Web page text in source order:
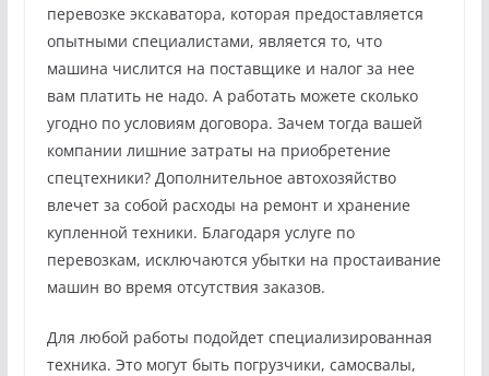
перевозке экскаватора, которая предоставляется
опытными специалистами, является то, что
машина числится на поставщике и налог за нее
вам платить не надо. А работать можете сколько
угодно по условиям договора. Зачем тогда вашей
компании лишние затраты на приобретение
спецтехники? Дополнительное автохозяйство
влечет за собой расходы на ремонт и хранение
купленной техники. Благодаря услуге по
перевозкам, исключаются убытки на простаивание
машин во время отсутствия заказов.
Для любой работы подойдет специализированная
техника. Это могут быть погрузчики, самосвалы,